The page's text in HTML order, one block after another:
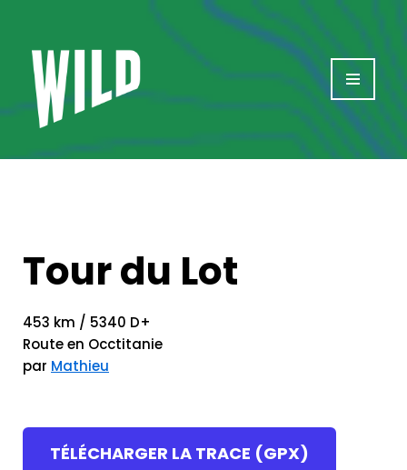
Aller
contenu
Tour du Lot
453 km / 5340 D+
Route en Occtitanie
par Mathieu
TÉLÉCHARGER LA TRACE (GPX)